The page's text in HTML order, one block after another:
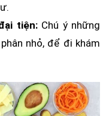
tiện:Chú ý những
nhỏ, để đi khám